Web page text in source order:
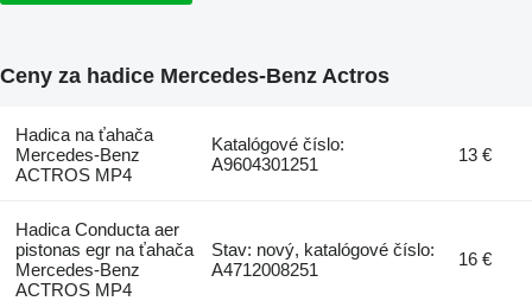
Ceny za hadice Mercedes-Benz Actros
Hadica na ťahača
Mercedes-Benz
ACTROS MP4
Katalógové číslo:
A9604301251
13 €
Hadica Conducta aer
pistonas egr na ťahača
Mercedes-Benz
ACTROS MP4
Stav: nový, katalógové číslo:
A4712008251
16 €